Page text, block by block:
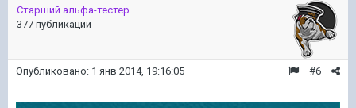
Старший альфа-тестер
377 публикаций
#6
Опубликовано: 1 янв 2014, 19:16:05